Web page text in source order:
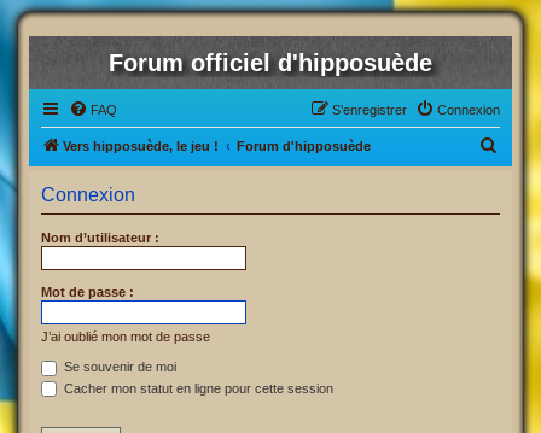
Forum officiel d'hipposuède
FAQ Connexion
S’enregistrer
Vers hipposuède, le jeu ! Forum d'hipposuède
Connexion
Nom d’utilisateur :
Mot de passe :
J’ai oublié mon mot de passe
Se souvenir de moi
Cacher mon statut en ligne pour cette session